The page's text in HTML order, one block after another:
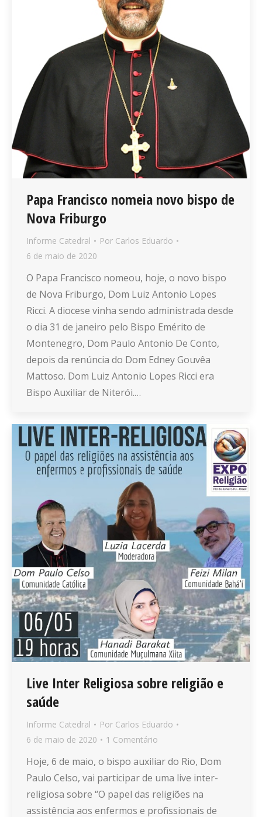
Papa Francisco nomeia novo bispo de
Nova Friburgo
Informe Catedral Por Carlos Eduardo
6 de maio de 2020
O Papa Francisco nomeou, hoje, o novo bispo
de Nova Friburgo, Dom Luiz Antonio Lopes
Ricci. A diocese vinha sendo administrada desde
o dia 31 de janeiro pelo Bispo Emérito de
Montenegro, Dom Paulo Antonio De Conto,
depois da renúncia do Dom Edney Gouvêa
Mattoso. Dom Luiz Antonio Lopes Ricci era
Bispo Auxiliar de Niterói.…
Live Inter Religiosa sobre religião e
saúde
Informe Catedral Por Carlos Eduardo
6 de maio de 2020
1 Comentário
Hoje, 6 de maio, o bispo auxiliar do Rio, Dom
Paulo Celso, vai participar de uma live inter-
religiosa sobre “O papel das religiões na
assistência aos enfermos e profissionais de